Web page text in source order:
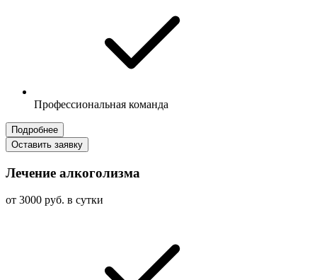
Профессиональная команда
Подробнее
Оставить заявку
Лечение алкоголизма
от 3000 руб. в сутки